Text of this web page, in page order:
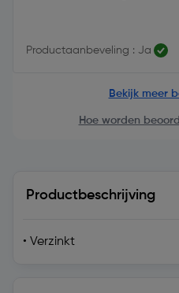
Productaanbeveling : Ja
Bekijk meer
Hoe worden
Productbeschrijving
• Verzinkt